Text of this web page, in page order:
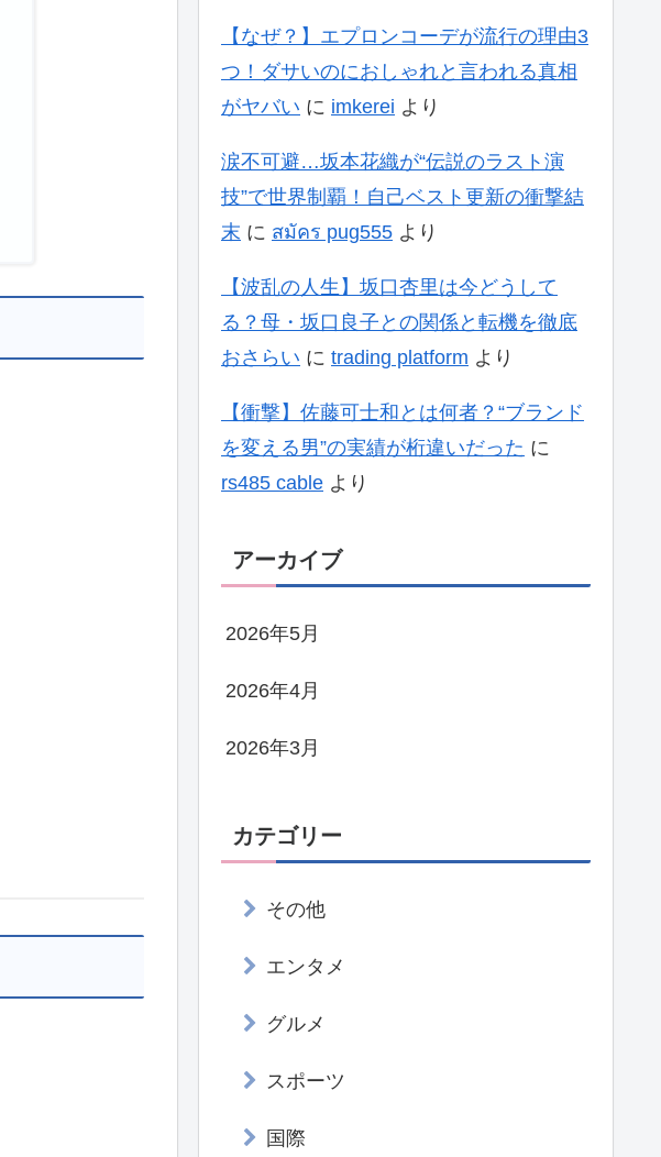
【なぜ？】エプロンコーデが流行の理由3
つ！ダサいのにおしゃれと言われる真相
がヤバい に imkerei より
涙不可避…坂本花織が“伝説のラスト演
技”で世界制覇！自己ベスト更新の衝撃結
末 に สมัคร pug555 より
【波乱の人生】坂口杏里は今どうして
る？母・坂口良子との関係と転機を徹底
おさらい に trading platform より
【衝撃】佐藤可士和とは何者？“ブランド
を変える男”の実績が桁違いだった に
rs485 cable より
アーカイブ
2026年5月
2026年4月
2026年3月
カテゴリー
その他
エンタメ
グルメ
スポーツ
国際